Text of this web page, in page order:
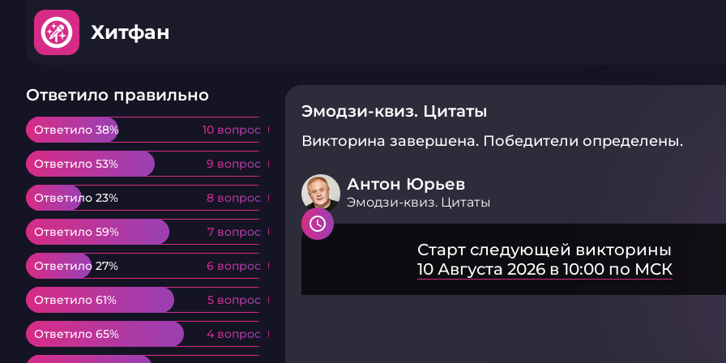
Хитфан
Ответило правильно
Ответило 38% 10 вопрос
Ответило 38% 10 вопрос
Ответило 53% 9 вопрос
Ответило 53% 9 вопрос
Ответило 23% 8 вопрос
Ответило 23% 8 вопрос
Ответило 59% 7 вопрос
Ответило 59% 7 вопрос
Ответило 27% 6 вопрос
Ответило 27% 6 вопрос
Ответило 61% 5 вопрос
Ответило 61% 5 вопрос
Ответило 65% 4 вопрос
Ответило 65% 4 вопрос
Эмодзи-квиз. Цитаты
Викторина завершена. Победители определены.
Антон Юрьев
Эмодзи-квиз. Цитаты
Старт следующей викторины
10 Августа 2026 в 10:00 по МСК